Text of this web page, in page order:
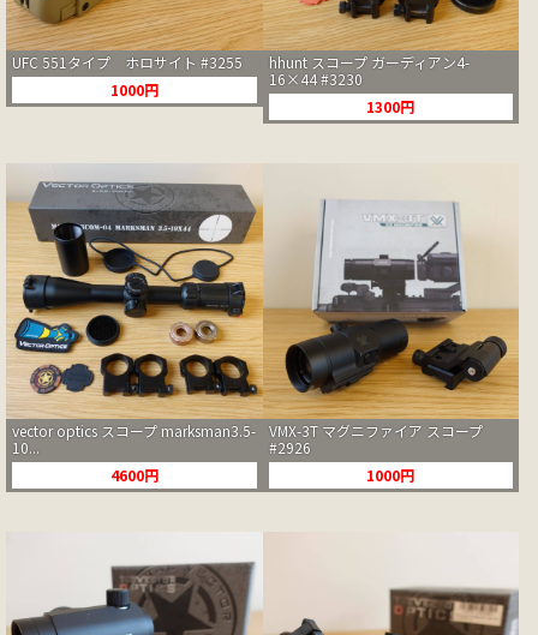
UFC 551タイプ ホロサイト #3255
1000円
hhunt スコープ ガーディアン4-
16×44 #3230
1300円
vector optics スコープ marksman3.5-
10...
4600円
VMX-3T マグニファイア スコープ
#2926
1000円